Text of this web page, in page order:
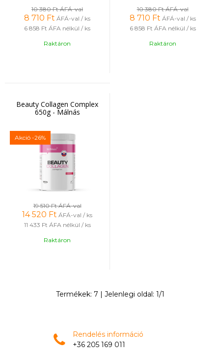
10 380 FtÁFÁ-val
8 710 Ft ÁFÁ-val / ks
6 858 Ft ÁFA nélkül / ks
Raktáron
10 380 FtÁFÁ-val
8 710 Ft ÁFÁ-val / ks
6 858 Ft ÁFA nélkül / ks
Raktáron
Beauty Collagen Complex
650g - Málnás
Akció -26%
19 510 FtÁFÁ-val
14 520 Ft ÁFÁ-val / ks
11 433 Ft ÁFA nélkül / ks
Raktáron
Termékek: 7 | Jelenlegi oldal: 1/1
Rendelés információ
+36 205 169 011